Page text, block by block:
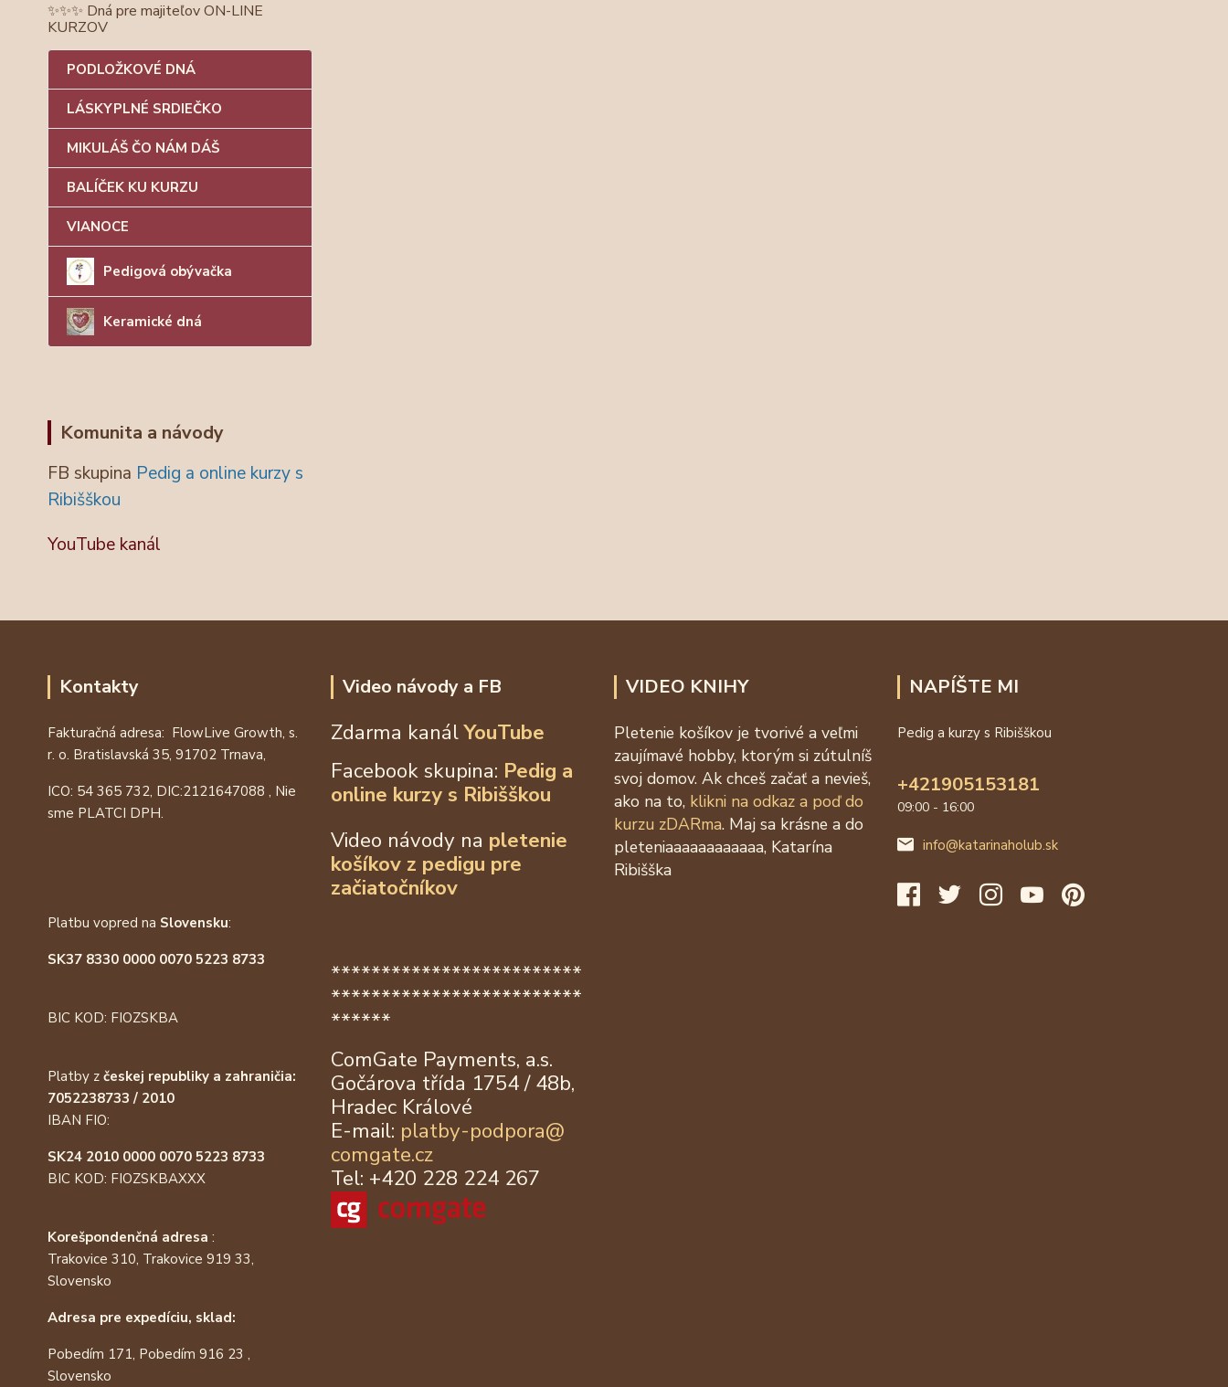
✨✨✨ Dná pre majiteľov ON-LINE
KURZOV
PODLOŽKOVÉ DNÁ
LÁSKYPLNÉ SRDIEČKO
MIKULÁŠ ČO NÁM DÁŠ
BALÍČEK KU KURZU
VIANOCE
Pedigová obývačka
Keramické dná
Komunita a návody
FB skupina Pedig a online kurzy s
Ribišškou
YouTube kanál
Kontakty
Fakturačná adresa: FlowLive Growth, s.
r. o. Bratislavská 35, 91702 Trnava,
ICO: 54 365 732, DIC:2121647088 , Nie
sme PLATCI DPH.
Platbu vopred na Slovensku:
SK37 8330 0000 0070 5223 8733
BIC KOD: FIOZSKBA
Platby z českej republiky a zahraničia:
7052238733 / 2010
IBAN FIO:
SK24 2010 0000 0070 5223 8733
BIC KOD: FIOZSKBAXXX
Korešpondenčná adresa :
Trakovice 310, Trakovice 919 33,
Slovensko
Adresa pre expedíciu, sklad:
Pobedím 171, Pobedím 916 23 ,
Slovensko
Video návody a FB
Zdarma kanálYouTube
Facebook skupina: Pedig a
online kurzy s Ribišškou
Video návody na pletenie
košíkov z pedigu pre
začiatočníkov
*************************
*************************
******
ComGate Payments, a.s.
Gočárova třída 1754 / 48b,
Hradec Králové
E-mail: platby-podpora@
comgate.cz
Tel: +420 228 224 267
VIDEO KNIHY
Pletenie košíkov je tvorivé a veľmi
zaujímavé hobby, ktorým si zútulníš
svoj domov. Ak chceš začať a nevieš,
ako na to, klikni na odkaz a poď do
kurzu zDARma. Maj sa krásne a do
pleteniaaaaaaaaaaaa, Katarína
Ribišška
NAPÍŠTE MI
Pedig a kurzy s Ribišškou
+421905153181
09:00 - 16:00
info@katarinaholub.sk